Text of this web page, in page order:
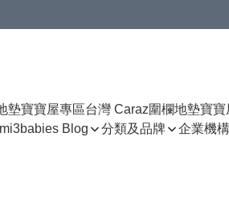
墊寶寶屋專區台灣 Caraz圍欄地墊寶寶
Blog 分類及品牌 企業機